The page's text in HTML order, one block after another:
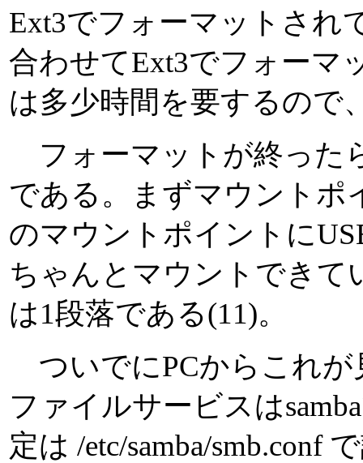
Ext3でフォーマットされ
合わせてExt3でフォーマ
は多少時間を要するので
フォーマットが終った
である。まずマウントポ
のマウントポイントに
ちゃんとマウントできて
は1段落である(11)。
ついでにPCからこれが
ファイルサービスは
定は /etc/samba/smb.conf